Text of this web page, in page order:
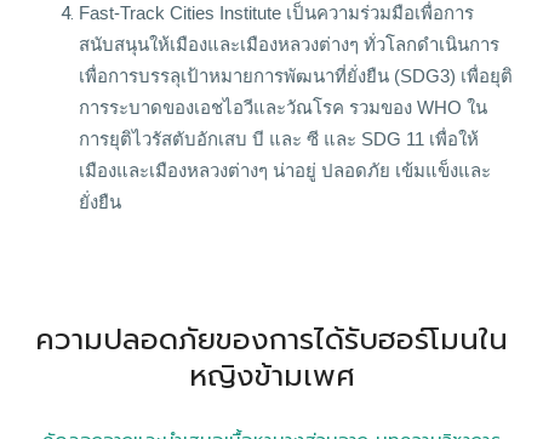
Fast-Track Cities Institute เป็นความร่วมมือเพื่อการ
สนับสนุนให้เมืองและเมืองหลวงต่างๆ ทั่วโลกดำเนินการ
เพื่อการบรรลุเป้าหมายการพัฒนาที่ยั่งยืน (SDG3) เพื่อยุติ
การระบาดของเอชไอวีและวัณโรค รวมของ WHO ใน
การยุติไวรัสตับอักเสบ บี และ ซี และ SDG 11 เพื่อให้
เมืองและเมืองหลวงต่างๆ น่าอยู่ ปลอดภัย เข้มแข็งและ
ยั่งยืน
ความปลอดภัยของการได้รับฮอร์โมนใน
หญิงข้ามเพศ